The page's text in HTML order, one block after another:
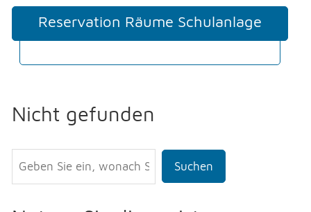
Reservation Räume Schulanlage
Nicht gefunden
Suchen